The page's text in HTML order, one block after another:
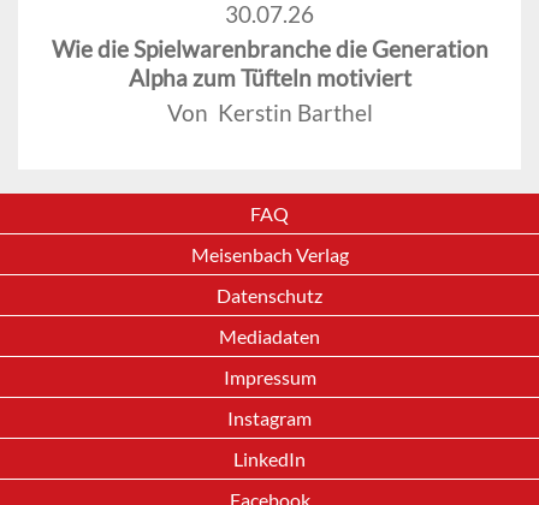
30.07.26
Wie die Spielwarenbranche die Generation
Alpha zum Tüfteln motiviert
Von Kerstin Barthel
FAQ
Meisenbach Verlag
Datenschutz
Mediadaten
Impressum
Instagram
LinkedIn
Facebook